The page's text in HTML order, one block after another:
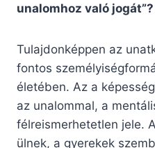
unalomhoz való jogát”?
Tulajdonképpen az
fontos
életében. Az a
az unalommal, a
félreismerhetetlen jele.
ülnek, a gyerekek